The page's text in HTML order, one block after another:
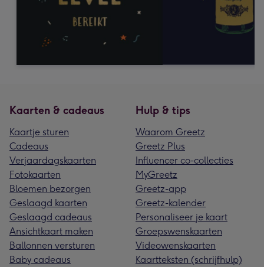
Kaarten & cadeaus
Kaartje sturen
Cadeaus
Verjaardagskaarten
Fotokaarten
Bloemen bezorgen
Geslaagd kaarten
Geslaagd cadeaus
Ansichtkaart maken
Ballonnen versturen
Baby cadeaus
Hulp & tips
Waarom Greetz
Greetz Plus
Influencer co-collecties
MyGreetz
Greetz-app
Greetz-kalender
Personaliseer je kaart
Groepswenskaarten
Videowenskaarten
Kaartteksten (schrijfhulp)